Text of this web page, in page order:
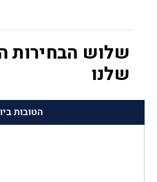
שלוש הבחירות
שלנו
הטובות